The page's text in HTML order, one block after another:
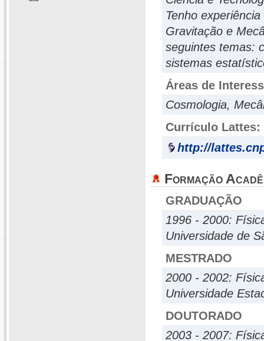
Tenho
Gravitação e
seguintes temas:
sistemas
Áreas de
Cosmologia,
Currículo Lattes:
http://
Formação
GRADUAÇÃO
1996 - 2000:
Universidade de
MESTRADO
2000 - 2002:
Universidade
DOUTORADO
2003 - 2007: